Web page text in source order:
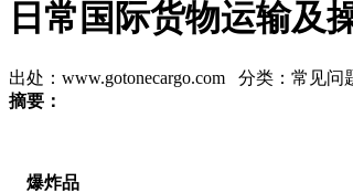
日常国际货物运输及
出处：www.gotonecargo.com 分类：常见问
摘要：
爆炸品